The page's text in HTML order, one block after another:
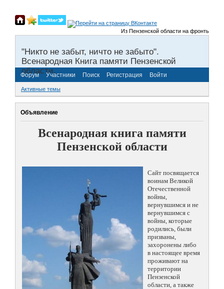
Из Пензенской области на фронты
"Никто не забыт, ничто не забыто".
Всенародная Книга памяти Пензенской
области.
Форум Участники Поиск Регистрация Войти
Активные темы
Объявление
Всенародная книга памяти
Пензенской области
Сайт посвящается
воинам Великой
Отечественной
войны,
вернувшимся и не
вернувшимся с
войны, которые
родились, были
призваны,
захоронены либо
в настоящее время
проживают на
территории
Пензенской
области, а также